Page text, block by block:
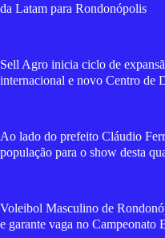
da Latam para Rondonópolis
Sell Agro inicia ciclo de
internacional e novo Centro de
Ao lado do prefeito Cláudio
população para o show desta
Voleibol Masculino de
e garante vaga no Campeonato